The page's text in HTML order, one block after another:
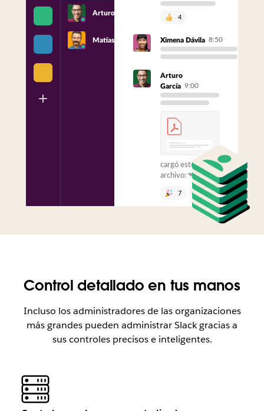
Arturo
Matías
4
Ximena Dávila 8:50
Arturo
García 9:00
cargó este
archivo:
7 1
mensaje al canal
Control detallado en tus manos
Incluso los administradores de las organizaciones
más grandes pueden administrar Slack gracias a
sus controles precisos e inteligentes.